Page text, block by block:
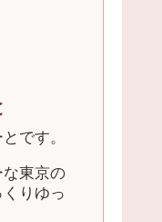
です。
東京の
りゆっ